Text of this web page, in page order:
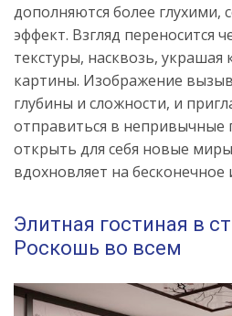
дополняются более глухими,
эффект. Взгляд переносится
текстуры, насквозь,
картины. Изображение
глубины и сложности, и
отправиться в непривычные
открыть для себя новые
вдохновляет на бесконечное
Элитная гостиная в
Роскошь во всем